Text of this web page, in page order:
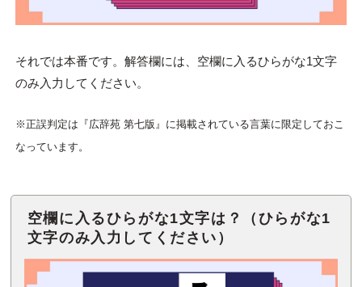
それでは本番です。解答欄には、空欄に入るひらがな1文字
のみ入力してください。
※正誤判定は『広辞苑 第七版』に掲載されている言葉に限定しておこ
なっています。
空欄に入るひらがな1文字は？（ひらがな1
文字のみ入力してください）